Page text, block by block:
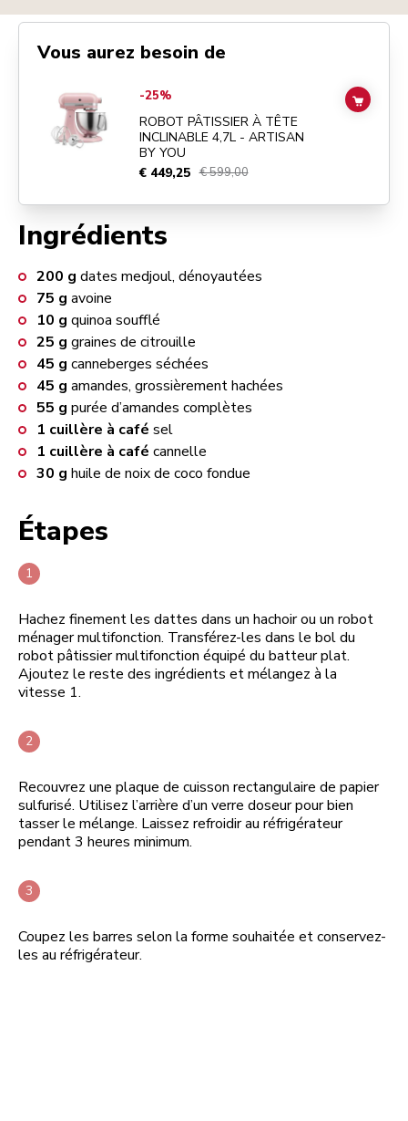
Ingrédients
200 g dates medjoul, dénoyautées
75 g avoine
10 g quinoa soufflé
25 g graines de citrouille
45 g canneberges séchées
45 g amandes, grossièrement hachées
55 g purée d’amandes complètes
1 cuillère à café sel
1 cuillère à café cannelle
30 g huile de noix de coco fondue
Étapes
Hachez finement les dattes dans un hachoir ou un robot
ménager multifonction. Transférez-les dans le bol du
robot pâtissier multifonction équipé du batteur plat.
Ajoutez le reste des ingrédients et mélangez à la
vitesse 1.
Recouvrez une plaque de cuisson rectangulaire de papier
sulfurisé. Utilisez l’arrière d’un verre doseur pour bien
tasser le mélange. Laissez refroidir au réfrigérateur
pendant 3 heures minimum.
Coupez les barres selon la forme souhaitée et conservez-
les au réfrigérateur.
Vous aurez besoin de
Go toROBOT PÂTISSIER À TÊTE INCLINABLE 4,7L - ARTISAN BY
-25%
ROBOT PÂTISSIER À TÊTE
INCLINABLE 4,7L - ARTISAN
BY YOU
€ 449,25 € 599,00
ADD